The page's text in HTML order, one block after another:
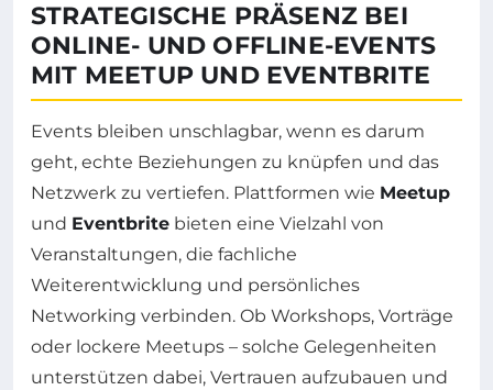
STRATEGISCHE PRÄSENZ BEI
ONLINE- UND OFFLINE-EVENTS
MIT MEETUP UND EVENTBRITE
Events bleiben unschlagbar, wenn es darum
geht, echte Beziehungen zu knüpfen und das
Netzwerk zu vertiefen. Plattformen wie Meetup
und Eventbrite bieten eine Vielzahl von
Veranstaltungen, die fachliche
Weiterentwicklung und persönliches
Networking verbinden. Ob Workshops, Vorträge
oder lockere Meetups – solche Gelegenheiten
unterstützen dabei, Vertrauen aufzubauen und